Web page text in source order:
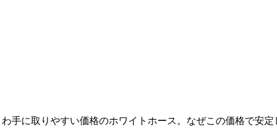
手に取りやすい価格のホワイトホース。なぜこの価格で安定